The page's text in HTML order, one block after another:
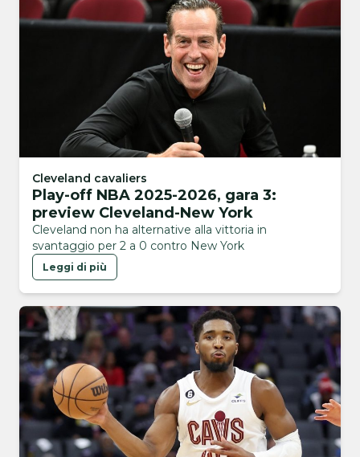
Cleveland cavaliers
Play-off NBA 2025-2026, gara 3:
preview Cleveland-New York
Cleveland non ha alternative alla vittoria in
svantaggio per 2 a 0 contro New York
Leggi di più